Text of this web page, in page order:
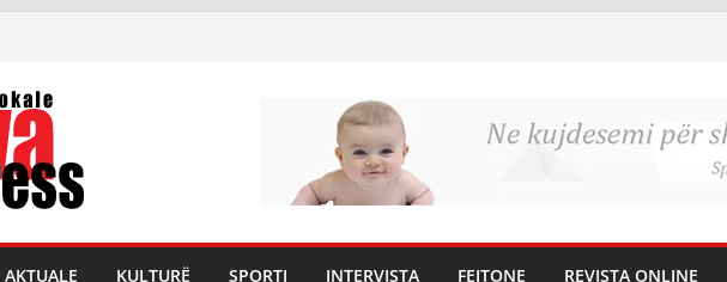
AKTUALE KULTURË SPORTI INTERVISTA FEJTONE REVISTA ONLINE